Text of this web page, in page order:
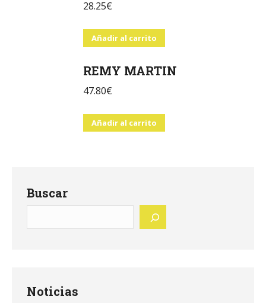
28.25€
Añadir al carrito
REMY MARTIN
47.80€
Añadir al carrito
Buscar
Noticias